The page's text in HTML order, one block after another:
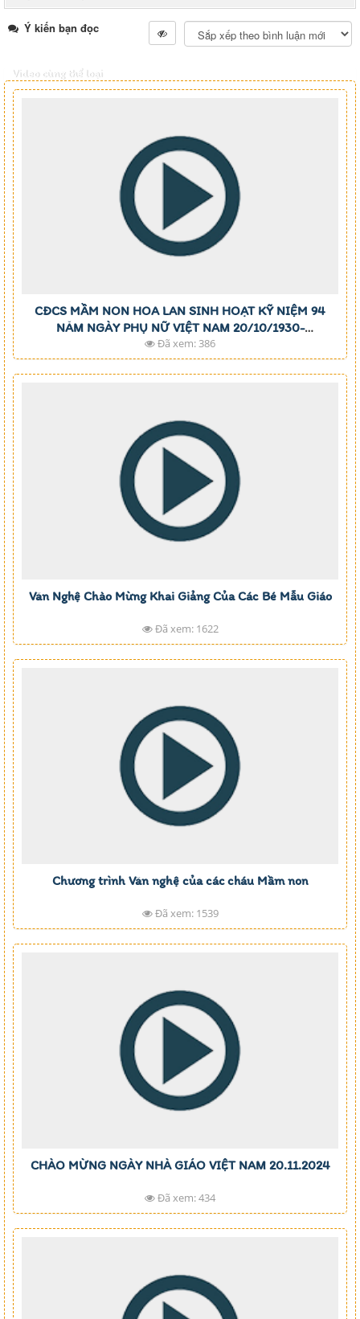
Ý kiến bạn đọc
Video cùng thể loại
CĐCS MẦM NON HOA LAN SINH HOẠT KỸ NIỆM 94
NĂM NGÀY PHỤ NỮ VIỆT NAM 20/10/1930-
20/10/2024.\
Đã xem: 386
Văn Nghệ Chào Mừng Khai Giảng Của Các Bé Mẫu Giáo
Đã xem: 1622
Chương trình Văn nghệ của các cháu Mầm non
Đã xem: 1539
CHÀO MỪNG NGÀY NHÀ GIÁO VIỆT NAM 20.11.2024
Đã xem: 434